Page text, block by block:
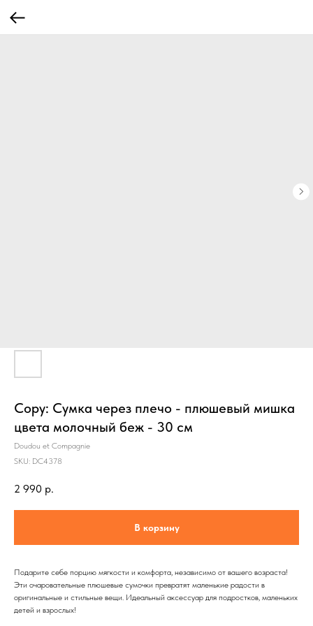
Copy: Сумка через плечо - плюшевый мишка
цвета молочный беж - 30 см
Doudou et Compagnie
SKU: DC4378
2 990 р.
В корзину
Подарите себе порцию мягкости и комфорта, независимо от вашего возраста!
Эти очаровательные плюшевые сумочки превратят маленькие радости в
оригинальные и стильные вещи. Идеальный аксессуар для подростков, маленьких
детей и взрослых!